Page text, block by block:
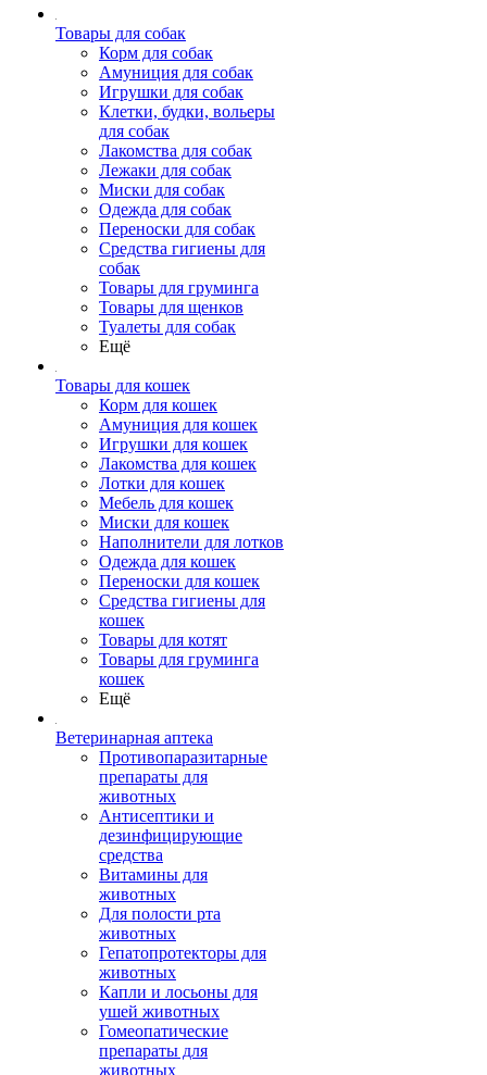
Товары для собак
Корм для собак
Амуниция для собак
Игрушки для собак
Клетки, будки, вольеры
для собак
Лакомства для собак
Лежаки для собак
Миски для собак
Одежда для собак
Переноски для собак
Средства гигиены для
собак
Товары для груминга
Товары для щенков
Туалеты для собак
Ещё
Товары для кошек
Корм для кошек
Амуниция для кошек
Игрушки для кошек
Лакомства для кошек
Лотки для кошек
Мебель для кошек
Миски для кошек
Наполнители для лотков
Одежда для кошек
Переноски для кошек
Средства гигиены для
кошек
Товары для котят
Товары для груминга
кошек
Ещё
Ветеринарная аптека
Противопаразитарные
препараты для
животных
Антисептики и
дезинфицирующие
средства
Витамины для
животных
Для полости рта
животных
Гепатопротекторы для
животных
Капли и лосьоны для
ушей животных
Гомеопатические
препараты для
животных